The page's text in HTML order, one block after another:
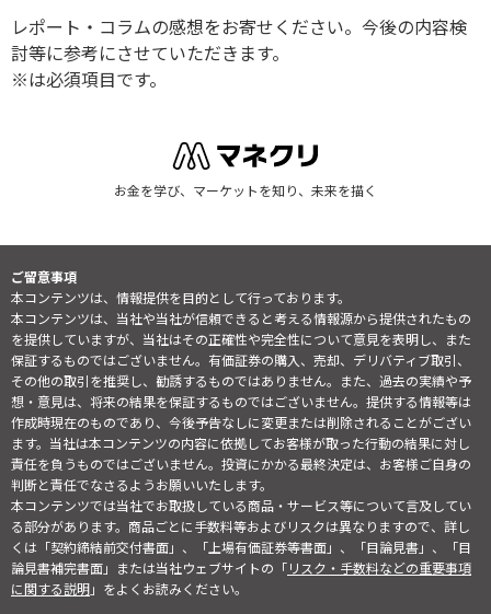
レポート・コラムの感想をお寄せください。今後の内容検
討等に参考にさせていただきます。
※は必須項目です。
お金を学び、マーケットを知り、未来を描く
ご留意事項
本コンテンツは、情報提供を目的として行っております。
本コンテンツは、当社や当社が信頼できると考える情報源から提供されたもの
を提供していますが、当社はその正確性や完全性について意見を表明し、また
保証するものではございません。有価証券の購入、売却、デリバティブ取引、
その他の取引を推奨し、勧誘するものではありません。また、過去の実績や予
想・意見は、将来の結果を保証するものではございません。提供する情報等は
作成時現在のものであり、今後予告なしに変更または削除されることがござい
ます。当社は本コンテンツの内容に依拠してお客様が取った行動の結果に対し
責任を負うものではございません。投資にかかる最終決定は、お客様ご自身の
判断と責任でなさるようお願いいたします。
本コンテンツでは当社でお取扱している商品・サービス等について言及してい
る部分があります。商品ごとに手数料等およびリスクは異なりますので、詳し
くは「契約締結前交付書面」、「上場有価証券等書面」、「目論見書」、「目
論見書補完書面」または当社ウェブサイトの「リスク・手数料などの重要事項
に関する説明」をよくお読みください。